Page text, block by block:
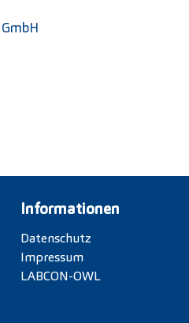
Informationen
Datenschutz
Impressum
LABCON-OWL